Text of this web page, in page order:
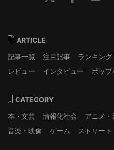
ARTICLE
記事一覧
注目記事 ランキング
レビュー
インタビュー ポッ
CATEGORY
本・文芸
情報化社会 アニメ・
音楽・映像
ゲーム ストリート